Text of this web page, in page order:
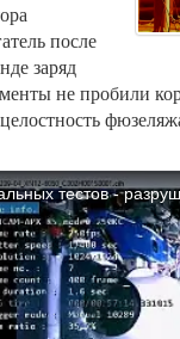
после
заряд
не пробили